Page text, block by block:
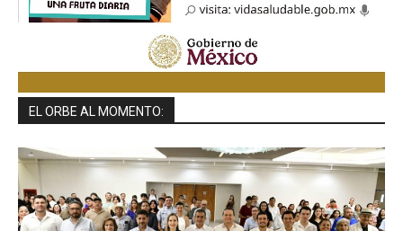
EL ORBE AL MOMENTO: